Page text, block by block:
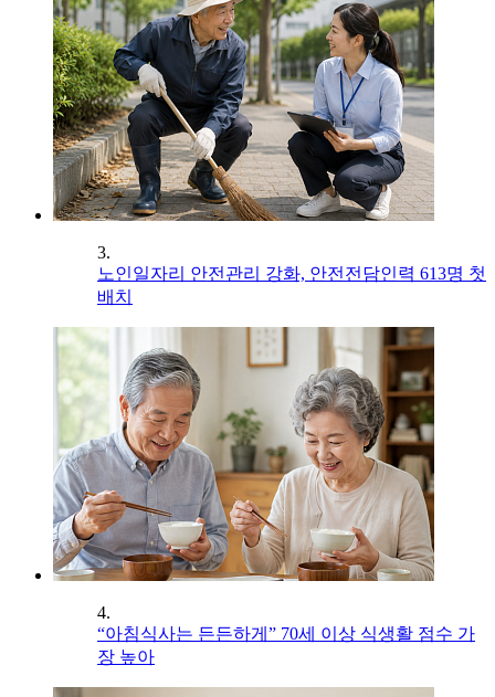
3.
노인일자리 안전관리 강화, 안전전담인력 613명 첫
배치
4.
“아침식사는 든든하게” 70세 이상 식생활 점수 가
장 높아